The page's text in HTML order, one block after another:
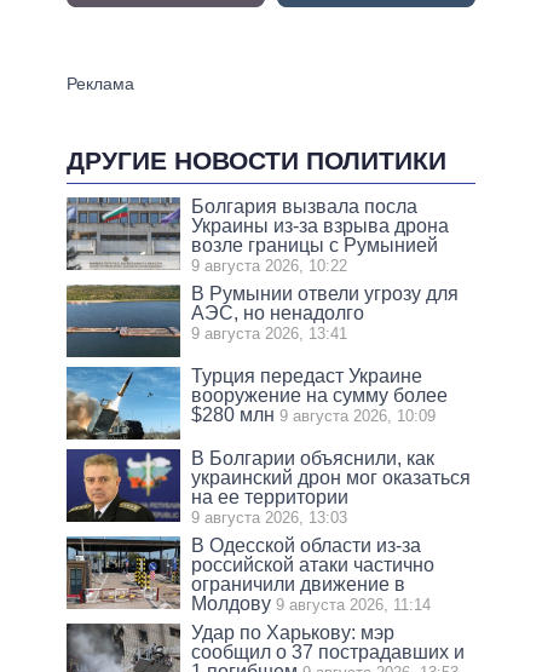
ДРУГИЕ НОВОСТИ ПОЛИТИКИ
Болгария вызвала посла
Украины из-за взрыва дрона
возле границы с Румынией
9 августа 2026, 10:22
В Румынии отвели угрозу для
АЭС, но ненадолго
9 августа 2026, 13:41
Турция передаст Украине
вооружение на сумму более
$280 млн 9 августа 2026, 10:09
В Болгарии объяснили, как
украинский дрон мог оказаться
на ее территории
9 августа 2026, 13:03
В Одесской области из-за
российской атаки частично
ограничили движение в
Молдову 9 августа 2026, 11:14
Удар по Харькову: мэр
сообщил о 37 пострадавших и